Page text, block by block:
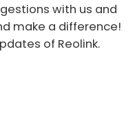
with us and
make a difference!
of Reolink.